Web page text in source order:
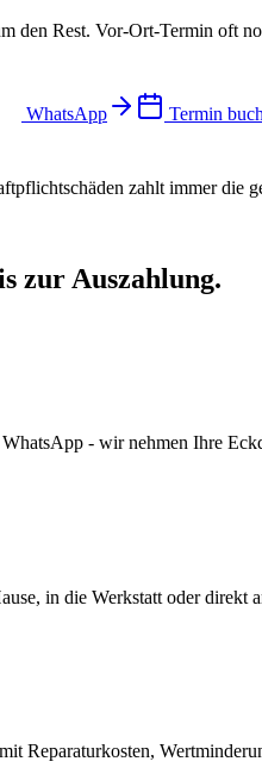
den Rest. Vor-Ort-Termin oft
WhatsApp Termin
zahlt immer die
zur Auszahlung.
- wir nehmen Ihre
in die Werkstatt oder direkt
Reparaturkosten,